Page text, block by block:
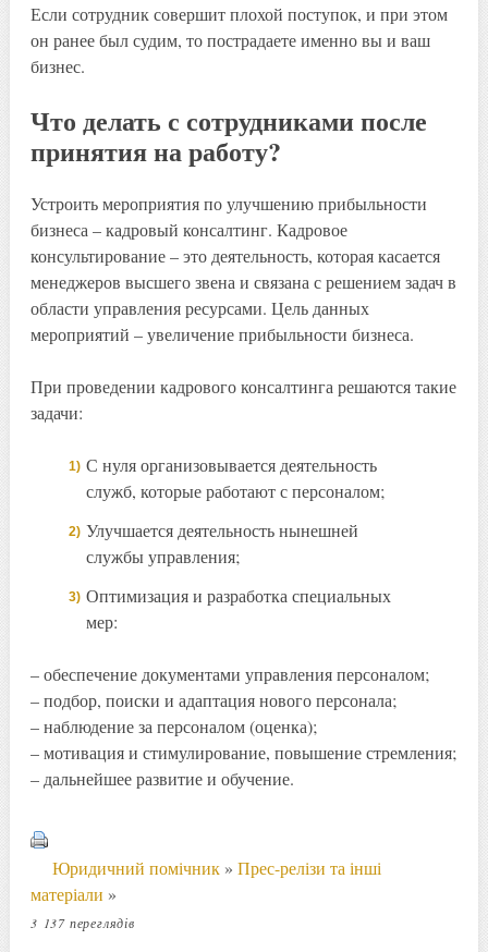
Если сотрудник совершит плохой поступок, и при этом
он ранее был судим, то пострадаете именно вы и ваш
бизнес.
Что делать с сотрудниками после
принятия на работу?
Устроить мероприятия по улучшению прибыльности
бизнеса – кадровый консалтинг. Кадровое
консультирование – это деятельность, которая касается
менеджеров высшего звена и связана с решением задач в
области управления ресурсами. Цель данных
мероприятий – увеличение прибыльности бизнеса.
При проведении кадрового консалтинга решаются такие
задачи:
С нуля организовывается деятельность
служб, которые работают с персоналом;
Улучшается деятельность нынешней
службы управления;
Оптимизация и разработка специальных
мер:
– обеспечение документами управления персоналом;
– подбор, поиски и адаптация нового персонала;
– наблюдение за персоналом (оценка);
– мотивация и стимулирование, повышение стремления;
– дальнейшее развитие и обучение.
Юридичний помічник» Прес-релізи та інші
матеріали »
3 137 переглядів